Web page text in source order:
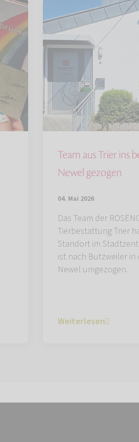
Team aus Trier ins
Newel gezogen
04. Mai 2026
Das Team der
Tierbestattung Trier
Standort im
ist nach Butzweiler in
Newel umgezogen.
Weiterlesen